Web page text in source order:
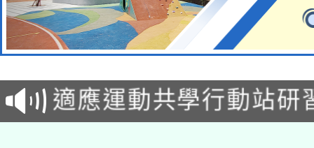
本校115學年度第2次
招甄選結果公告(無人
適應運動共學行動站研
本館辦理115年度閱讀